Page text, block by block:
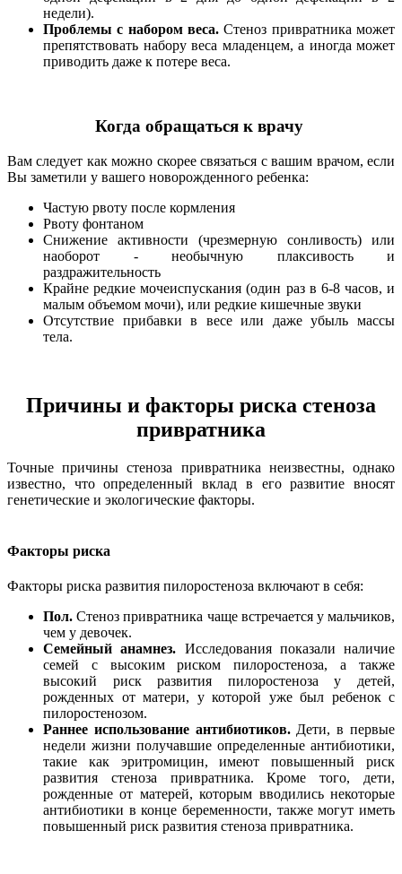
недели).
Проблемы с набором веса. Стеноз привратника может
препятствовать набору веса младенцем, а иногда может
приводить даже к потере веса.
Когда обращаться к врачу
Вам следует как можно скорее связаться с вашим врачом, если
Вы заметили у вашего новорожденного ребенка:
Частую рвоту после кормления
Рвоту фонтаном
Снижение активности (чрезмерную сонливость) или
наоборот - необычную плаксивость и
раздражительность
Крайне редкие мочеиспускания (один раз в 6-8 часов, и
малым объемом мочи), или редкие кишечные звуки
Отсутствие прибавки в весе или даже убыль массы
тела.
Причины и факторы риска стеноза
привратника
Точные причины стеноза привратника неизвестны, однако
известно, что определенный вклад в его развитие вносят
генетические и экологические факторы.
Факторы риска
Факторы риска развития пилоростеноза включают в себя:
Пол. Стеноз привратника чаще встречается у мальчиков,
чем у девочек.
Семейный анамнез. Исследования показали наличие
семей с высоким риском пилоростеноза, а также
высокий риск развития пилоростеноза у детей,
рожденных от матери, у которой уже был ребенок с
пилоростенозом.
Раннее использование антибиотиков.Дети, в первые
недели жизни получавшие определенные антибиотики,
такие как эритромицин, имеют повышенный риск
развития стеноза привратника. Кроме того, дети,
рожденные от матерей, которым вводились некоторые
антибиотики в конце беременности, также могут иметь
повышенный риск развития стеноза привратника.